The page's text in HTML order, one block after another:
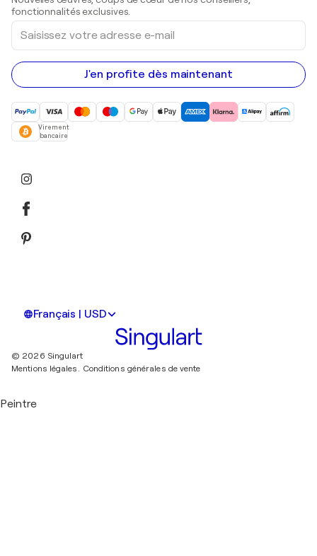
Peintures acryliques
fonctionnalités exclusives.
Saisissez
votre
adresse
e-
mail
J'en profite dès maintenant
Virement
bancaire
Français | USD
© 2026 Singulart
Mentions légales.
Conditions générales de vente
Peintre